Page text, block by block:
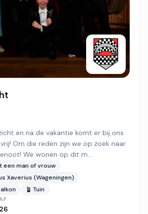
en na de vakantie komt er bij ons
Om die reden zijn we op zoek naar
We wonen op dit m...
een man of vrouw
Xaverius (Wageningen)
🪴 Tuin